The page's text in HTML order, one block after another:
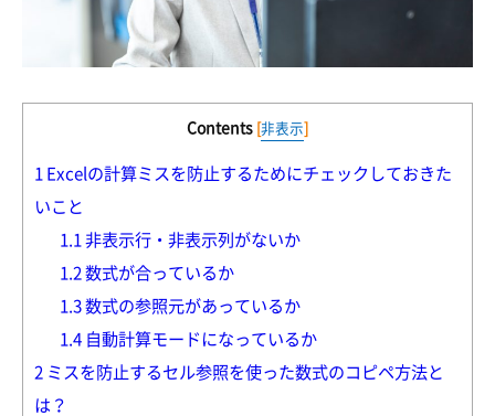
Contents [非表示]
1
Excelの計算ミスを防止するためにチェックしておきた
いこと
1.1 非表示行・非表示列がないか
1.2 数式が合っているか
1.3数式の参照元があっているか
1.4自動計算モードになっているか
2 ミスを防止するセル参照を使った数式のコピペ方法と
は？